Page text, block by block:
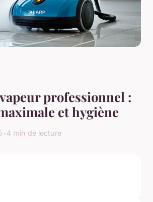
professionnel :
et hygiène
•4 min de lecture